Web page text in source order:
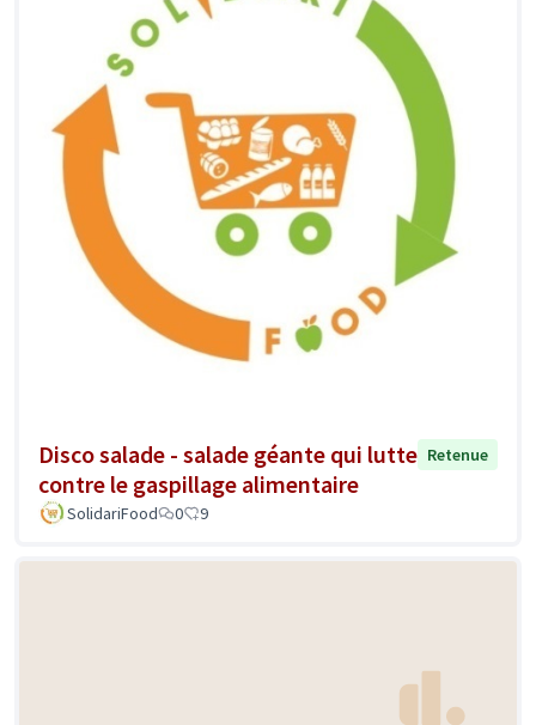
Disco salade - salade géante qui lutte
contre le gaspillage alimentaire
Retenue
SolidariFood 0 9